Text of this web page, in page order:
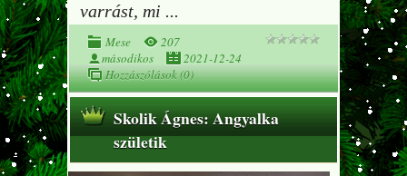
varrást, mi ...
Mese
207
másodikos
2021-12-24
Hozzászólások (0)
Skolik Ágnes: Angyalka
születik